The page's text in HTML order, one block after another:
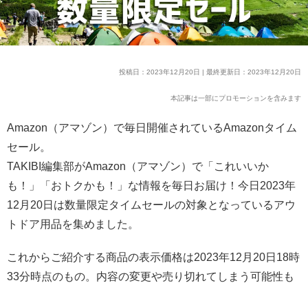
投稿日：2023年12月20日 | 最終更新日：2023年12月20日
本記事は一部にプロモーションを含みます
Amazon（アマゾン）で毎日開催されているAmazonタイム
セール。
TAKIBI編集部がAmazon（アマゾン）で「これいいか
も！」「おトクかも！」な情報を毎日お届け！今日2023年
12月20日は数量限定タイムセールの対象となっているアウ
トドア用品を集めました。
これからご紹介する商品の表示価格は2023年12月20日18時
33分時点のもの。内容の変更や売り切れてしまう可能性も